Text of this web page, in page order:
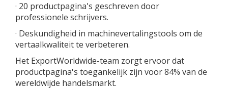
· 20 productpagina's geschreven door
professionele schrijvers.
· Deskundigheid in machinevertalingstools om de
vertaalkwaliteit te verbeteren.
Het ExportWorldwide-team zorgt ervoor dat
productpagina's toegankelijk zijn voor 84% van de
wereldwijde handelsmarkt.